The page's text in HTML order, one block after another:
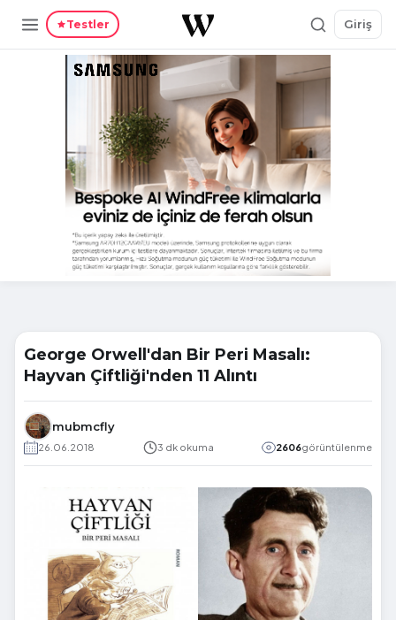
Testler Giriş
George Orwell'dan Bir Peri Masalı:
Hayvan Çiftliği'nden 11 Alıntı
mubmcfly
26.06.2018 3 dk okuma 2606görüntülenme